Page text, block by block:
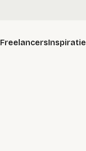
FreelancersInspiratie